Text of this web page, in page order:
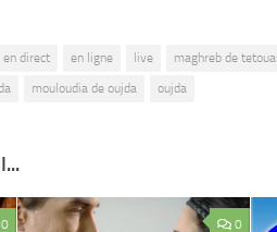
en direct en ligne live maghreb de
mouloudia de oujda oujda
0 0